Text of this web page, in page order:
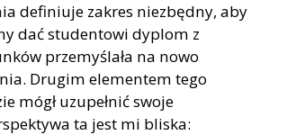
definiuje zakres niezbędny, aby
dać studentowi dyplom z
przemyślała na nowo
Drugim elementem tego
mógł uzupełnić swoje
ta jest mi bliska: